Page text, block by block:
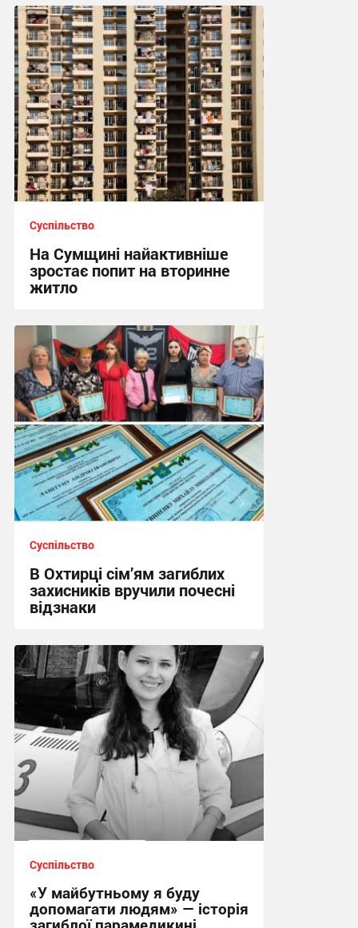
Суспільство
На Сумщині найактивніше
зростає попит на вторинне
житло
11:10 сьогодні
Суспільство
В Охтирці сім’ям загиблих
захисників вручили почесні
відзнаки
17:09 вчора
Суспільство
«У майбутньому я буду
допомагати людям» — історія